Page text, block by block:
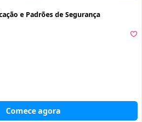
e Padrões de Segurança
Comece agora